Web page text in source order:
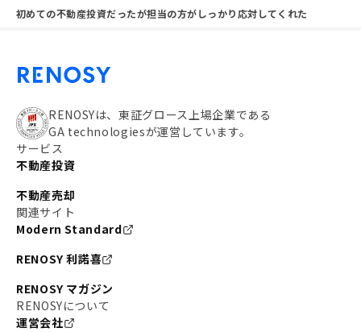
初めての不動産投資だったが担当の方がしっかり応対してくれた
RENOSYは、東証グロース上場企業である
GA technologiesが運営しています。
サービス
不動産投資
不動産売却
関連サイト
Modern Standard
RENOSY 利諾喜
RENOSY マガジン
RENOSYについて
運営会社